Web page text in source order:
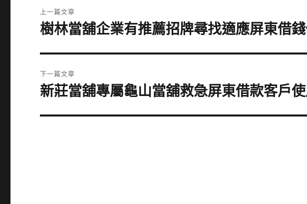
章
上一篇文章
上
篇
文
章:
樹林當舖企業有推薦招牌尋找適應屏東借
下一篇文章
下
篇
新莊當舖專屬龜山當舖救急屏東借款客戶